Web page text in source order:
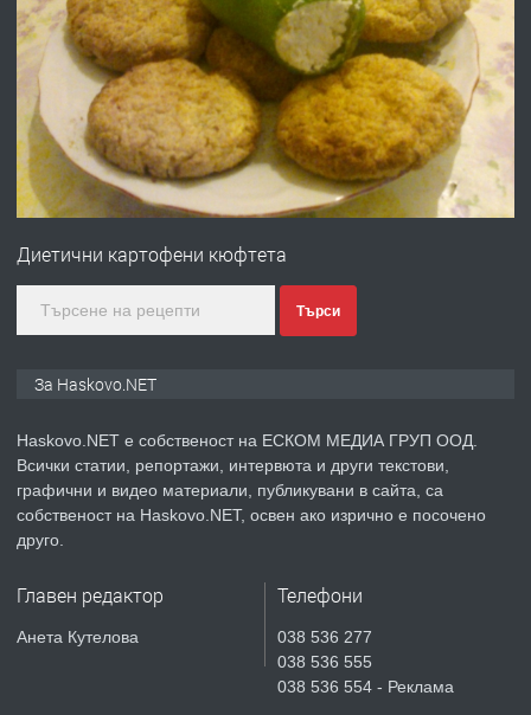
преди 2 дни
ПРЕДЛАГА
№4120 Магазин/Офис под наем в кв.
Любен Каравелов, Хасково-близо до
градската градина!
преди 2 дни
АПАРТАМЕНТ В НОВА СГРАДА КВ.
КУБА
ПРЕДЛАГА
асфалт 0889 537 426
преди 3 дни
ПРЕДЛАГА
Диетични картофени кюфтета
Търси
За Haskovo.NET
Haskovo.NET е собственост на ЕСКОМ МЕДИА ГРУП ООД.
Всички статии, репортажи, интервюта и други текстови,
графични и видео материали, публикувани в сайта, са
собственост на Haskovo.NET, освен ако изрично е посочено
друго.
Главен редактор
Анета Кутелова
Телефони
038 536 277
038 536 555
038 536 554 - Реклама